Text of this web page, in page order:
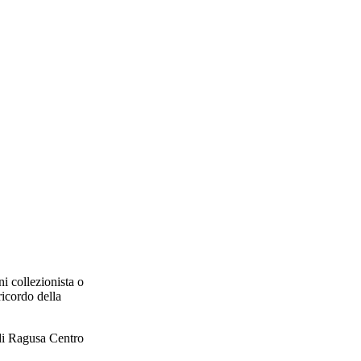
collezionista o
della
Ragusa Centro